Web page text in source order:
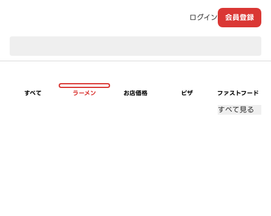
ログイン 会員登録
すべて ラーメン お店価格 ピザ ファストフード
すべて見る